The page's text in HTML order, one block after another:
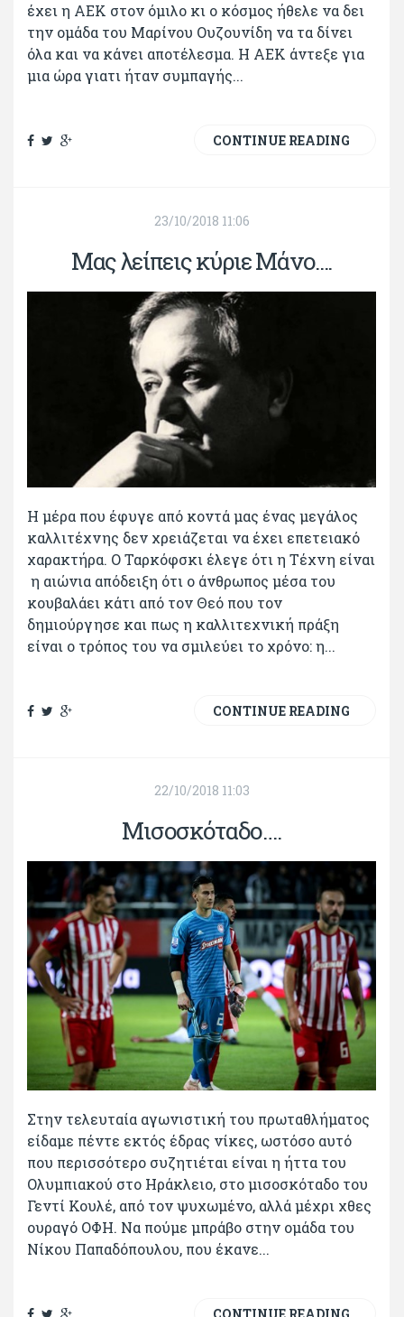
έχει η ΑΕΚ στον όμιλο κι ο κόσμος ήθελε να δει
την ομάδα του Μαρίνου Ουζουνίδη να τα δίνει
όλα και να κάνει αποτέλεσμα. Η ΑΕΚ άντεξε για
μια ώρα γιατι ήταν συμπαγής...
CONTINUE READING
23/10/2018 11:06
Μας λείπεις κύριε Μάνο....
Η μέρα που έφυγε από κοντά μας ένας μεγάλος
καλλιτέχνης δεν χρειάζεται να έχει επετειακό
χαρακτήρα. Ο Ταρκόφσκι έλεγε ότι η Τέχνη είναι
η αιώνια απόδειξη ότι ο άνθρωπος μέσα του
κουβαλάει κάτι από τον Θεό που τον
δημιούργησε και πως η καλλιτεχνική πράξη
είναι ο τρόπος του να σμιλεύει το χρόνο: η...
CONTINUE READING
22/10/2018 11:03
Μισοσκόταδο….
Στην τελευταία αγωνιστική του πρωταθλήματος
είδαμε πέντε εκτός έδρας νίκες, ωστόσο αυτό
που περισσότερο συζητιέται είναι η ήττα του
Ολυμπιακού στο Ηράκλειο, στο μισοσκόταδο του
Γεντί Κουλέ, από τον ψυχωμένο, αλλά μέχρι χθες
ουραγό ΟΦΗ. Να πούμε μπράβο στην ομάδα του
Νίκου Παπαδόπουλου, που έκανε...
CONTINUE READING